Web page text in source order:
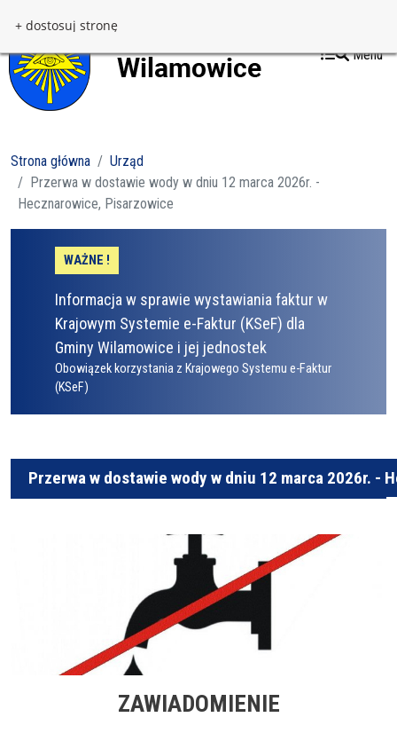
+ dostosuj stronę
Menu
Strona główna
Urząd
Przerwa w dostawie wody w dniu 12 marca 2026r. -
Hecznarowice, Pisarzowice
WAŻNE !
Informacja w sprawie wystawiania faktur w
Krajowym Systemie e-Faktur (KSeF) dla
Gminy Wilamowice i jej jednostek
Obowiązek korzystania z Krajowego Systemu e-Faktur
(KSeF)
Przerwa w dostawie wody w dniu 12 marca 2026r. -
ZAWIADOMIENIE